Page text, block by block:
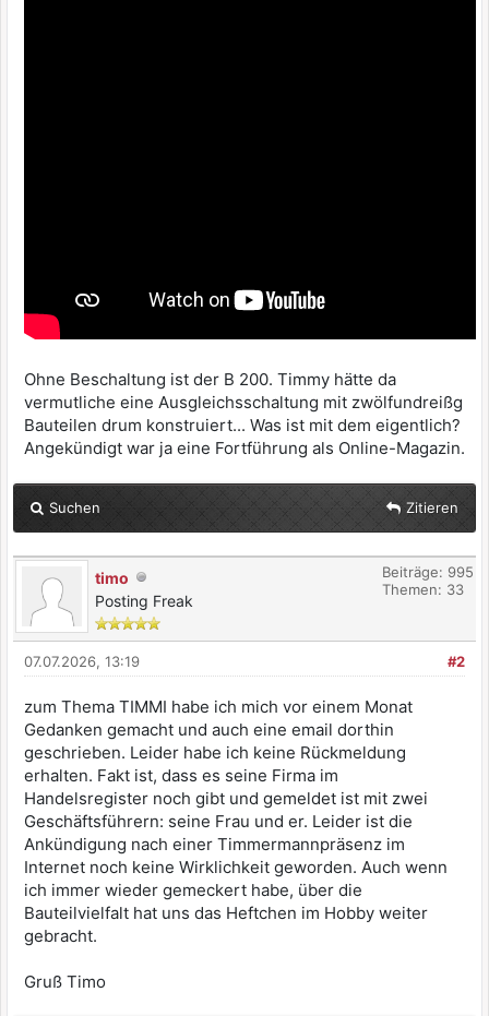
Ohne Beschaltung ist der B 200. Timmy hätte da
vermutliche eine Ausgleichsschaltung mit zwölfundreißg
Bauteilen drum konstruiert... Was ist mit dem eigentlich?
Angekündigt war ja eine Fortführung als Online-Magazin.
Suchen Zitieren
timo
Posting Freak
Beiträge: 995
Themen: 33
#2
07.07.2026, 13:19
zum Thema TIMMI habe ich mich vor einem Monat
Gedanken gemacht und auch eine email dorthin
geschrieben. Leider habe ich keine Rückmeldung
erhalten. Fakt ist, dass es seine Firma im
Handelsregister noch gibt und gemeldet ist mit zwei
Geschäftsführern: seine Frau und er. Leider ist die
Ankündigung nach einer Timmermannpräsenz im
Internet noch keine Wirklichkeit geworden. Auch wenn
ich immer wieder gemeckert habe, über die
Bauteilvielfalt hat uns das Heftchen im Hobby weiter
gebracht.
Gruß Timo